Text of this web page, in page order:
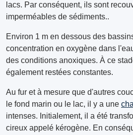
lacs. Par conséquent, ils sont
imperméables de sédiments..
Environ 1 m en dessous des
concentration en oxygène dans
des conditions anoxiques. À ce
également restées constantes.
Au fur et à mesure que d'autres
le fond marin ou le lac, il y a une
intenses. Initialement, il a été
cireux appelé kérogène. En